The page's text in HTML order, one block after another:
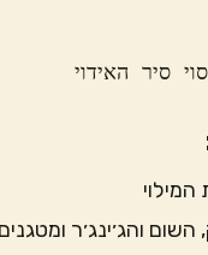
והג׳ינג׳ר